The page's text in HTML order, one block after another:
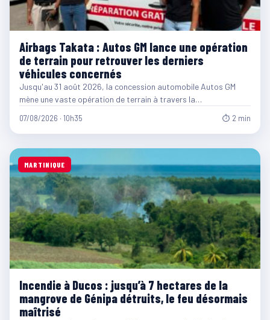
Airbags Takata : Autos GM lance une opération
de terrain pour retrouver les derniers
véhicules concernés
Jusqu'au 31 août 2026, la concession automobile Autos GM
mène une vaste opération de terrain à travers la…
07/08/2026 · 10h35 ⏱ 2 min
MARTINIQUE
Incendie à Ducos : jusqu’à 7 hectares de la
mangrove de Génipa détruits, le feu désormais
maîtrisé